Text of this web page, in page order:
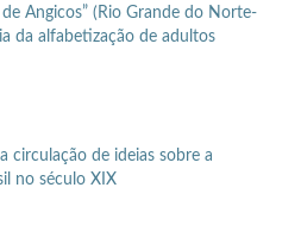
de Angicos” (Rio Grande do Norte-
da alfabetização de adultos
circulação de ideias sobre a
no século XIX